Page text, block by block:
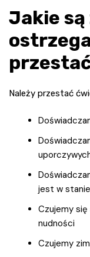
Jakie są
Należy przestać
jest w
Czujemy się
nudności
Czujemy